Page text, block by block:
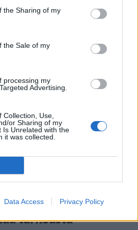
the Sharing of my
the Sale of my
processing my
Advertising.
Use,
or Sharing of my
Is Unrelated with the
it was collected.
Data Access Privacy Policy
ei kuulu kaikille –
tärkeästä